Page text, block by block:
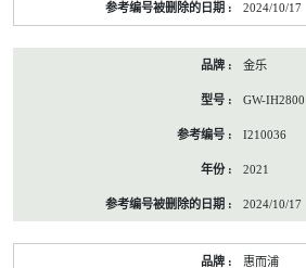
2024/10/17
金乐
GW-IH2800
I210036
2021
2024/10/17
惠而浦